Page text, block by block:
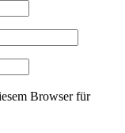
Browser für